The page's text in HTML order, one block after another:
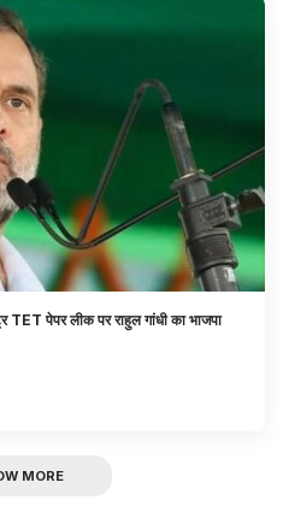
TET पेपर लीक पर राहुल गांधी का भाजपा
MORE